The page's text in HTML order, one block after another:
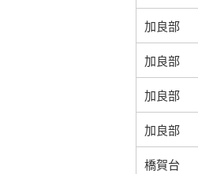
加良部
加良部
加良部
加良部
橋賀台